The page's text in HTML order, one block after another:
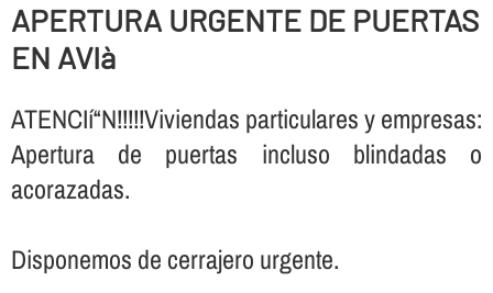
APERTURA URGENTE DE PUERTAS
EN AVIà
ATENCIí“N!!!!!Viviendas particulares y empresas:
Apertura de puertas incluso blindadas o
acorazadas.
Disponemos de cerrajero urgente.